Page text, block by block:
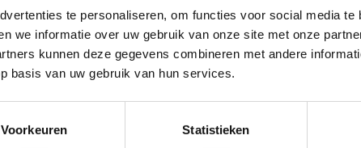
te personaliseren, om functies voor social media te
we informatie over uw gebruik van onze site met onze
kunnen deze gegevens combineren met andere
basis van uw gebruik van hun services.
Voorkeuren Statistieken
10 personen met professionele
en je krijgt een snorkel en duikbril in
komen, of zelfs vlak langs je zwemmen.
eens gebeuren dat de vissen iets uit je
De haaien, zoals citroenhaaien en